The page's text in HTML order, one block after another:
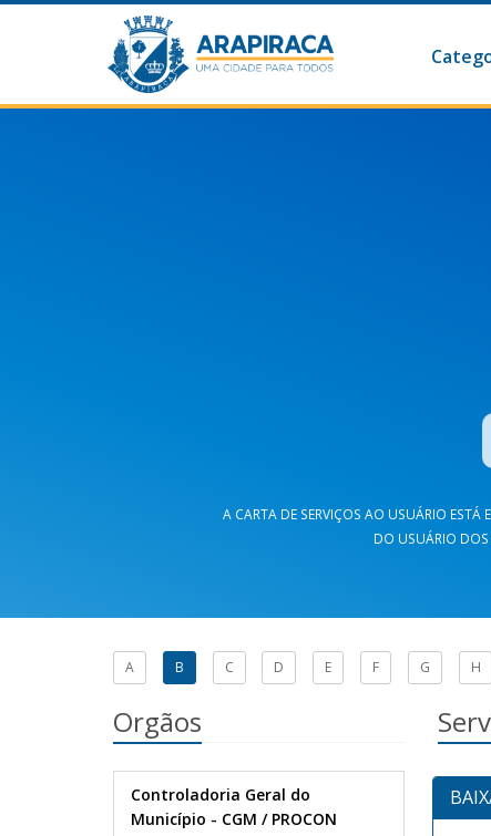
A CARTA DE SERVIÇOS AO USUÁRIO ESTÁ
DO USUÁRIO DOS
A B C D E F G H
Orgãos
Controladoria Geral do
Município - CGM / PROCON